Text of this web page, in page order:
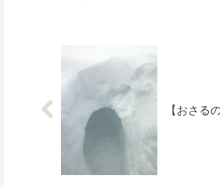
【おさる